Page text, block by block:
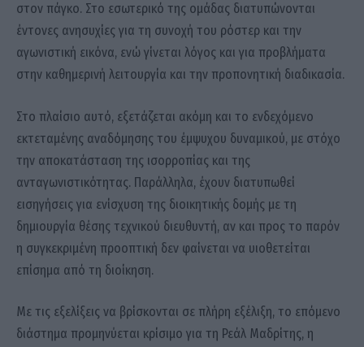
στον πάγκο. Στο εσωτερικό της ομάδας διατυπώνονται
έντονες ανησυχίες για τη συνοχή του ρόστερ και την
αγωνιστική εικόνα, ενώ γίνεται λόγος και για προβλήματα
στην καθημερινή λειτουργία και την προπονητική διαδικασία.
Στο πλαίσιο αυτό, εξετάζεται ακόμη και το ενδεχόμενο
εκτεταμένης αναδόμησης του έμψυχου δυναμικού, με στόχο
την αποκατάσταση της ισορροπίας και της
ανταγωνιστικότητας. Παράλληλα, έχουν διατυπωθεί
εισηγήσεις για ενίσχυση της διοικητικής δομής με τη
δημιουργία θέσης τεχνικού διευθυντή, αν και προς το παρόν
η συγκεκριμένη προοπτική δεν φαίνεται να υιοθετείται
επίσημα από τη διοίκηση.
Με τις εξελίξεις να βρίσκονται σε πλήρη εξέλιξη, το επόμενο
διάστημα προμηνύεται κρίσιμο για τη Ρεάλ Μαδρίτης, η